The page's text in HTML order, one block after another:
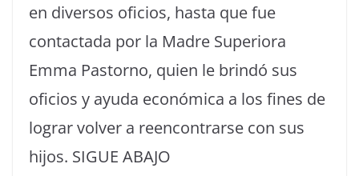
en diversos oficios, hasta que fue
contactada por la Madre Superiora
Emma Pastorno, quien le brindó sus
oficios y ayuda económica a los fines de
lograr volver a reencontrarse con sus
hijos. SIGUE ABAJO